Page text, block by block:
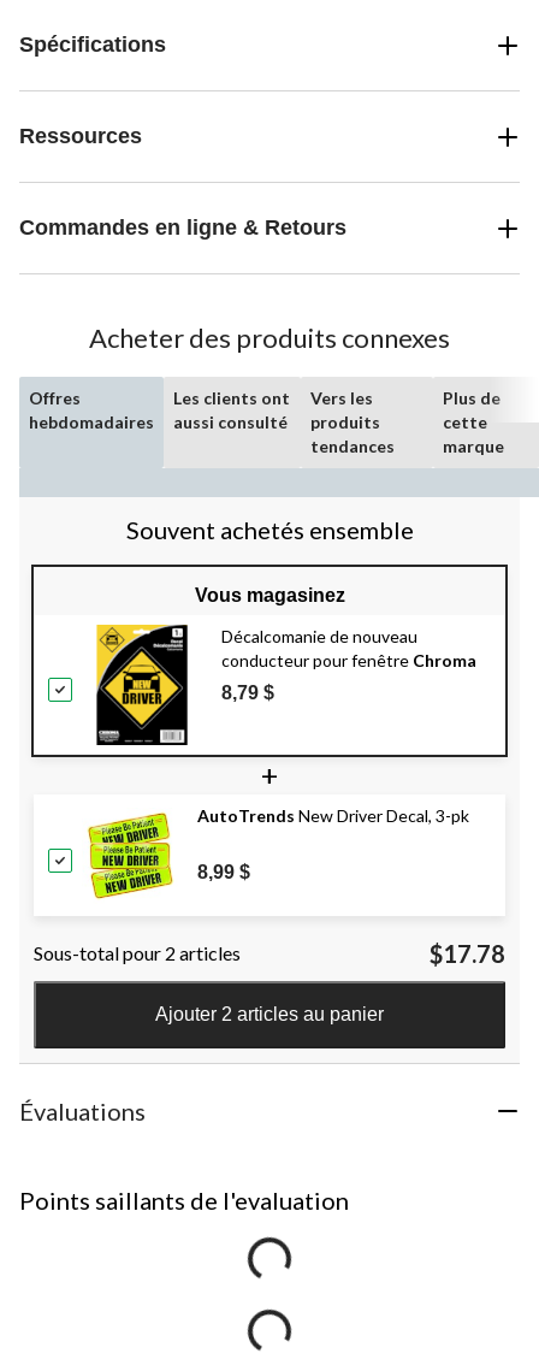
Spécifications
Ressources
Commandes en ligne & Retours
Acheter des produits connexes
Offres
hebdomadaires
Les clients ont
aussi consulté
Vers les
produits
tendances
Plus de
cette
marque
Souvent achetés ensemble
Vous magasinez
Décalcomanie de nouveau
conducteur pour fenêtre Chroma
8,79 $
+
AutoTrends New Driver Decal, 3-pk
8,99 $
Sous-total pour 2 articles $17.78
Ajouter 2 articles au panier
Évaluations
Points saillants de l'evaluation